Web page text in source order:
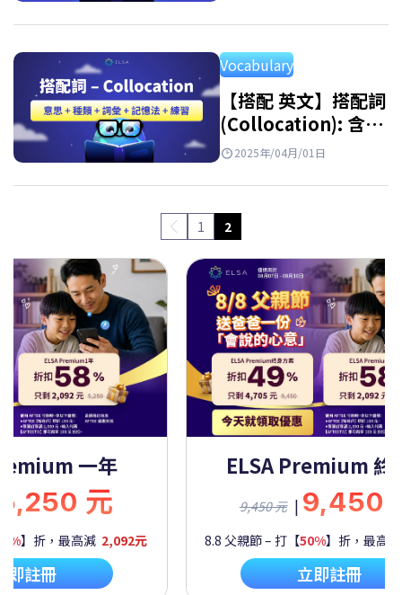
Vocabulary
【搭配 英文】搭配詞
(Collocation): 含
義、常見類型、例
2025年/04月/01日
1 2
一年
元
】折，最高減 2,092元
即註冊
ELSA Premium 終
9,450 元 | 9,450
8.8 父親節 – 打【50%】折，最高
立即註冊